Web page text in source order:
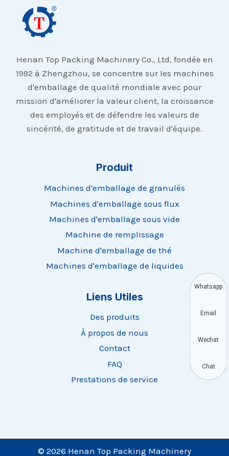
Henan Top Packing Machinery Co., Ltd, fondée en
1992 à Zhengzhou, se concentre sur les machines
d'emballage de qualité mondiale avec pour
mission d'améliorer la valeur client, la croissance
des employés et de défendre les valeurs de
sincérité, de gratitude et de travail d'équipe.
Produit
Machines d'emballage de granulés
Machines d'emballage sous flux
Machines d'emballage sous vide
Machine de remplissage
Machine d'emballage de thé
Machines d'emballage de liquides
Liens Utiles
Des produits
À propos de nous
Contact
FAQ
Prestations de service
© 2026 Henan Top Packing Machinery
Whatsapp
Email
Wechat
Chat